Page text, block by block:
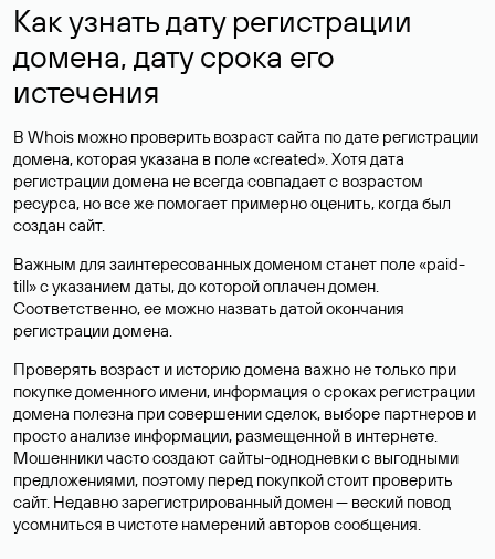
Как узнать дату регистрации
домена, дату срока его
истечения
В Whois можно проверить возраст сайта по дате регистрации
домена, которая указана в поле «created». Хотя дата
регистрации домена не всегда совпадает с возрастом
ресурса, но все же помогает примерно оценить, когда был
создан сайт.
Важным для заинтересованных доменом станет поле «paid-
till» с указанием даты, до которой оплачен домен.
Соответственно, ее можно назвать датой окончания
регистрации домена.
Проверять возраст и историю домена важно не только при
покупке доменного имени, информация о сроках регистрации
домена полезна при совершении сделок, выборе партнеров и
просто анализе информации, размещенной в интернете.
Мошенники часто создают сайты-однодневки с выгодными
предложениями, поэтому перед покупкой стоит проверить
сайт. Недавно зарегистрированный домен — веский повод
усомниться в чистоте намерений авторов сообщения.